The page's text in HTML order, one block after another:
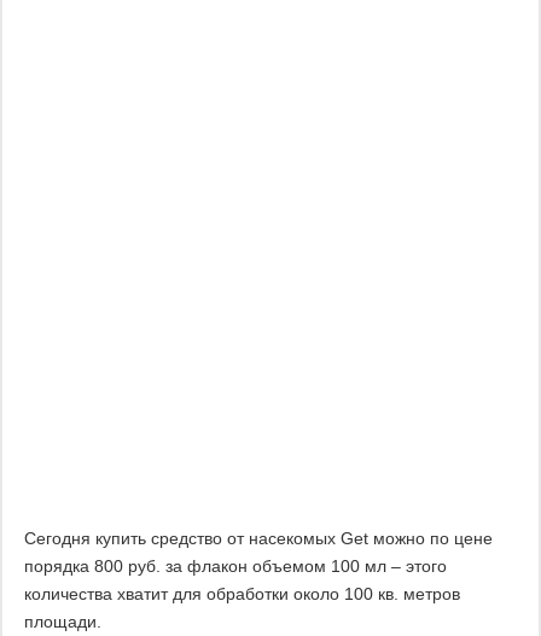
Сегодня купить средство от насекомых Get можно по цене
порядка 800 руб. за флакон объемом 100 мл – этого
количества хватит для обработки около 100 кв. метров
площади.